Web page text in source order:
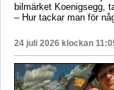
bilmärket Koenigsegg,
– Hur tackar man för
24 juli 2026 klockan